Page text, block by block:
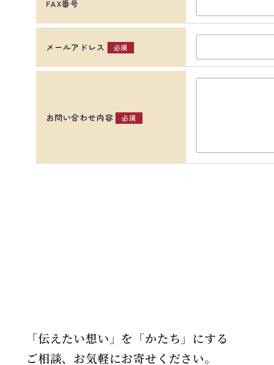
FAX番号
メールアドレス 必須
お問い合わせ内容 必須
「伝えたい想い」を「かたち」にする
ご相談、お気軽にお寄せください。